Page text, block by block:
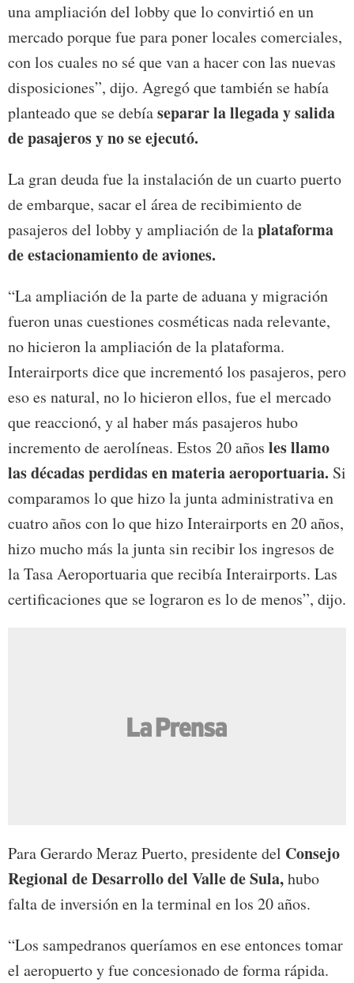
una ampliación del lobby que lo convirtió en un
mercado porque fue para poner locales comerciales,
con los cuales no sé que van a hacer con las nuevas
disposiciones”, dijo. Agregó que también se había
planteado que se debíaseparar la llegada y salida
de pasajeros y no se ejecutó.
La gran deuda fue la instalación de un cuarto puerto
de embarque, sacar el área de recibimiento de
pasajeros del lobby y ampliación de laplataforma
de estacionamiento de aviones.
“La ampliación de la parte de aduana y migración
fueron unas cuestiones cosméticas nada relevante,
no hicieron la ampliación de la plataforma.
Interairports dice que incrementó los pasajeros, pero
eso es natural, no lo hicieron ellos, fue el mercado
que reaccionó, y al haber más pasajeros hubo
incremento de aerolíneas. Estos 20 años les llamo
las décadas perdidas en materia aeroportuaria. Si
comparamos lo que hizo la junta administrativa en
cuatro años con lo que hizo Interairports en 20 años,
hizo mucho más la junta sin recibir los ingresos de
la Tasa Aeroportuaria que recibía Interairports. Las
certificaciones que se lograron es lo de menos”, dijo.
Para Gerardo Meraz Puerto, presidente del Consejo
Regional de Desarrollo del Valle de Sula,hubo
falta de inversión en la terminal en los 20 años.
“Los sampedranos queríamos en ese entonces tomar
el aeropuerto y fue concesionado de forma rápida.